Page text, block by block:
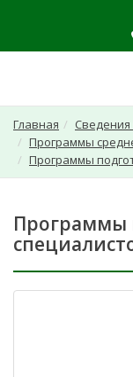
Главная Сведения
Программы
Программы
Программы